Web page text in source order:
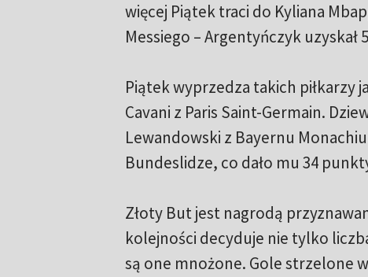
więcej Piątek traci do Kyliana
Messiego – Argentyńczyk uzyskał
Piątek wyprzedza takich piłkarzy
Cavani z Paris Saint-Germain.
Lewandowski z Bayernu
Bundeslidze, co dało mu 34
Złoty But jest nagrodą
kolejności decyduje nie tylko
są one mnożone. Gole strzelone